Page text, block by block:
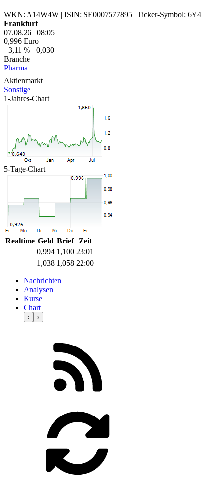
WKN: A14W4W | ISIN: SE0007577895 | Ticker-Symbol: 6Y4
Frankfurt
07.08.26 | 08:05
0,996 Euro
+3,11 % +0,030
Branche
Pharma
Aktienmarkt
Sonstige
1-Jahres-Chart
5-Tage-Chart
Realtime Geld Brief
Zeit
0,994 1,100 23:01
1,038 1,058 22:00
Nachrichten
Analysen
Kurse
Chart
‹ ›